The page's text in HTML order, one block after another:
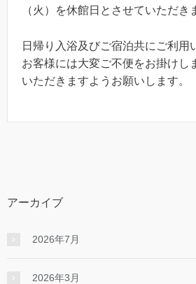
（火）を休館日とさせていただき
日帰り入浴及びご宿泊共にご利用
お客様には大変ご不便をお掛けし
いただきますようお願いします。
アーカイブ
2026年7月
2026年3月